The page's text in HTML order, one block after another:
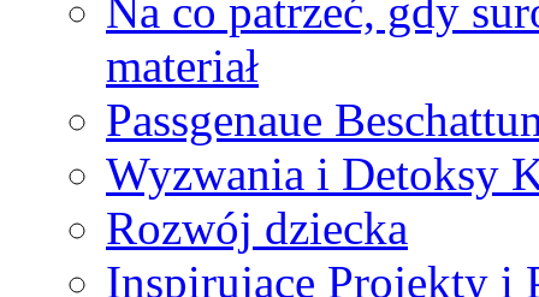
Na co patrzeć, gdy
materiał
Passgenaue
Wyzwania i Detoksy
Rozwój dziecka
Inspirujące Projekty i